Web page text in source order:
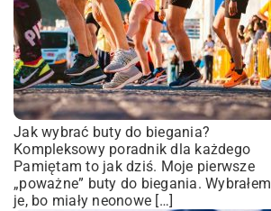
Jak wybrać buty do biegania?
Kompleksowy poradnik dla każdego
Pamiętam to jak dziś. Moje pierwsze
„poważne” buty do biegania. Wybrałem
je, bo miały neonowe […]